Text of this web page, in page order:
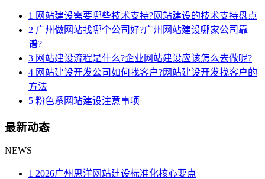
1 网站建设需要哪些技术支持?网站建设的技术支持盘点
2 广州做网站找哪个公司好?广州网站建设哪家公司靠
谱?
3 网站建设流程是什么?企业网站建设应该怎么去做呢?
4 网站建设开发公司如何找客户?网站建设开发找客户的
方法
5 粉色系网站建设注意事项
最新动态
NEWS
1 2026广州思洋网站建设标准化核心要点